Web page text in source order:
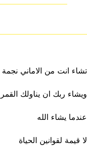
تشاء انت من الاماني نجمة
ويشاء ربك ان يناولك القمر
عندما يشاء الله
لا قيمة لقوانين الحياة